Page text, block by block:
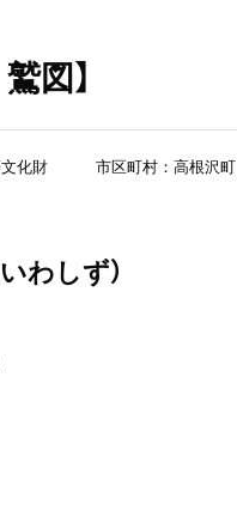
図】
化財 市区町村：高根沢町
わしず）